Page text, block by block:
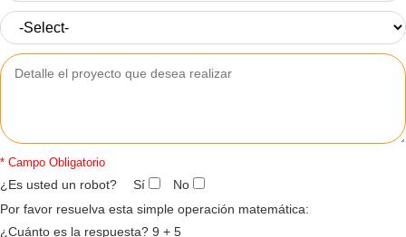
* Campo Obligatorio
¿Es usted un robot? Sí
No
Por favor resuelva esta simple operación matemática:
¿Cuánto es la respuesta? 9 + 5